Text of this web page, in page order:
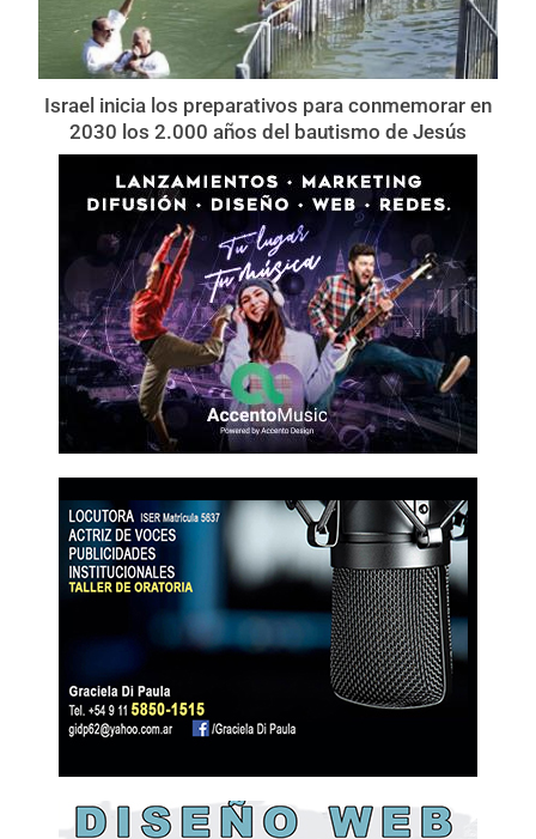
Israel inicia los preparativos para conmemorar en
2030 los 2.000 años del bautismo de Jesús